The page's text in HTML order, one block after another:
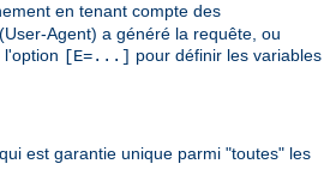
en tenant compte des
Agent) a généré la requête, ou
l'option [E=...] pour définir les variables
est garantie unique parmi "toutes" les